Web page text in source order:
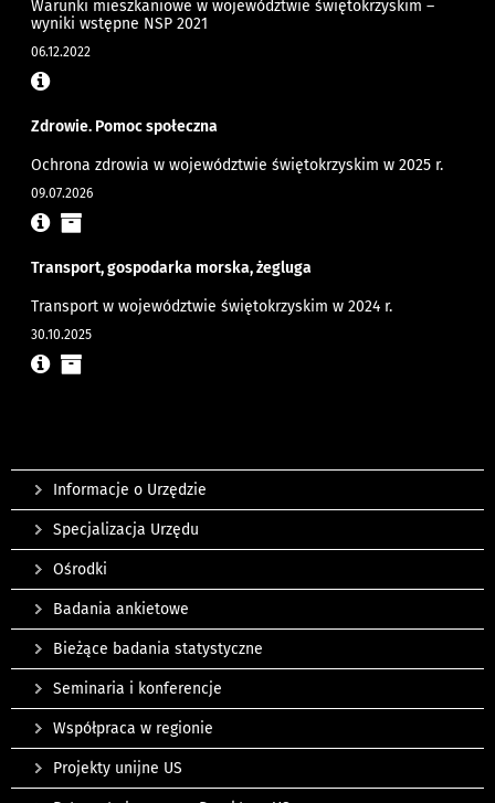
Warunki mieszkaniowe w województwie świętokrzyskim –
wyniki wstępne NSP 2021
06.12.2022
Zdrowie. Pomoc społeczna
Ochrona zdrowia w województwie świętokrzyskim w 2025 r.
09.07.2026
Transport, gospodarka morska, żegluga
Transport w województwie świętokrzyskim w 2024 r.
30.10.2025
Informacje o Urzędzie
Specjalizacja Urzędu
Ośrodki
Badania ankietowe
Bieżące badania statystyczne
Seminaria i konferencje
Współpraca w regionie
Projekty unijne US